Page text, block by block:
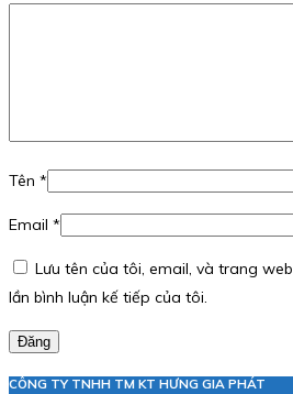
Tên *
Email *
Lưu tên của tôi, email, và trang
lần bình luận kế tiếp của tôi.
Đăng
CÔNG TY TNHH TM KT HƯNG GIA PHÁT